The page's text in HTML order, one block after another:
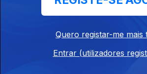
Lino Maia, presidente da
Nacional das Instituições de
Social, é o entrevistado de
Quero registar-me mais
Entrar (utilizadores